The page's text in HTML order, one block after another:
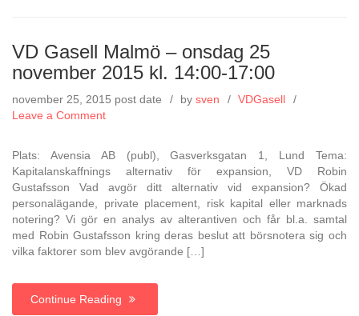
VD Gasell Malmö – onsdag 25
november 2015 kl. 14:00-17:00
november 25, 2015 post date by sven
VDGasell
Leave a Commenton
Malmö
–
onsdag
25
november
2015
kl.
Plats: Avensia AB (publ), Gasverksgatan 1, Lund Tema:
Kapitalanskaffnings alternativ för expansion, VD Robin
Gustafsson Vad avgör ditt alternativ vid expansion? Ökad
personalägande, private placement, risk kapital eller marknads
notering? Vi gör en analys av alterantiven och får bl.a. samtal
med Robin Gustafsson kring deras beslut att börsnotera sig och
vilka faktorer som blev avgörande […]
Continue Reading